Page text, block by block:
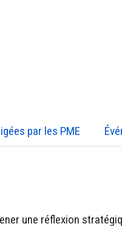
par les PME
une réflexion